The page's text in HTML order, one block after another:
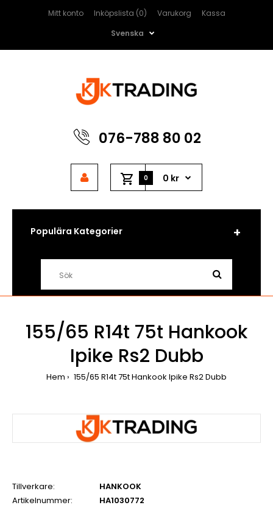
Mitt konto Inköpslista (0) Varukorg
Kassa
Svenska
076-788 80 02
0 0 kr
Populära Kategorier
155/65 R14t 75t Hankook
Ipike Rs2 Dubb
Hem 155/65 R14t 75t Hankook Ipike Rs2 Dubb
Tillverkare:
HANKOOK
Artikelnummer:
HA1030772